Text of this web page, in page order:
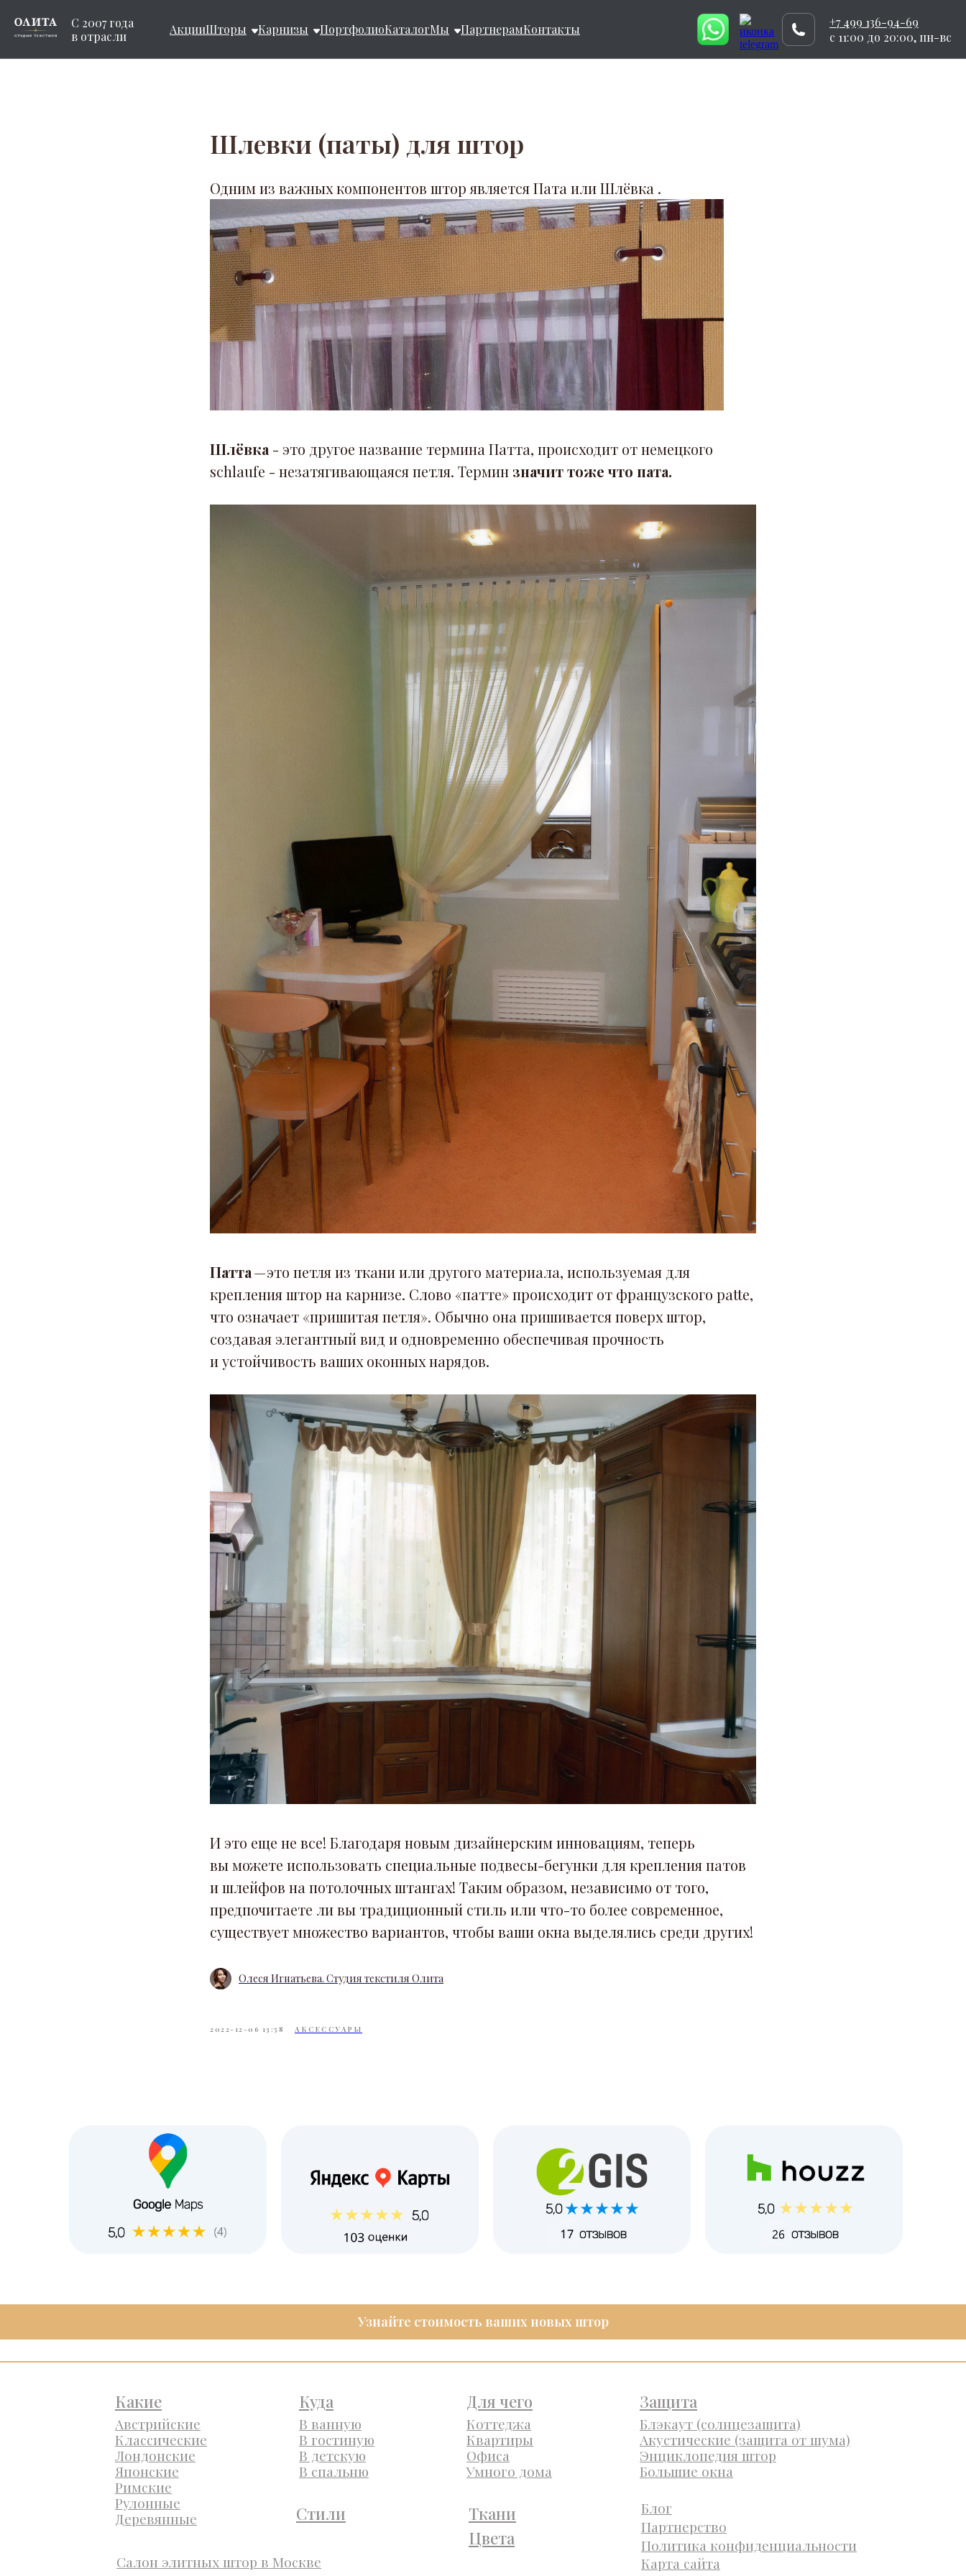
С 2007 года
в отрасли
АкцииШторы Карнизы ПортфолиоКаталогМы ПартнерамКонтакты
+7 499 136-94-69
c 11:00 до 20:00, пн-вс
Шлевки (паты) для штор
Одним из важных компонентов штор является Пата или Шлёвка .
Шлёвка - это другое название термина Патта, происходит от немецкого
schlaufe - незатягивающаяся петля. Термин значит тоже что пата.
Патта— это петля из ткани или другого материала, используемая для
крепления штор на карнизе. Слово «патте» происходит от французского patte,
что означает «пришитая петля». Обычно она пришивается поверх штор,
создавая элегантный вид и одновременно обеспечивая прочность
и устойчивость ваших оконных нарядов.
И это еще не все! Благодаря новым дизайнерским инновациям, теперь
вы можете использовать специальные подвесы-бегунки для крепления патов
и шлейфов на потолочных штангах! Таким образом, независимо от того,
предпочитаете ли вы традиционный стиль или что-то более современное,
существует множество вариантов, чтобы ваши окна выделялись среди других!
Олеся Игнатьева. Студия текстиля Олита
2022-12-06 13:58 АКСЕССУАРЫ
Узнайте стоимость ваших новых штор
Какие
Австрийские
Классические
Лондонские
Японские
Римские
Рулонные
Куда
В ванную
В гостиную
В детскую
В спальню
Для чего
Коттеджа
Квартиры
Офиса
Умного дома
Защита
Блэкаут (солнцезащита)
Акустические (защита от шума)
Энциклопедия штор
Деревянные
Большие окна
Салон элитных штор в Москве
Блог
Ткани
Стили
Цвета
Партнерство
Политика конфиденциальности
Карта сайта